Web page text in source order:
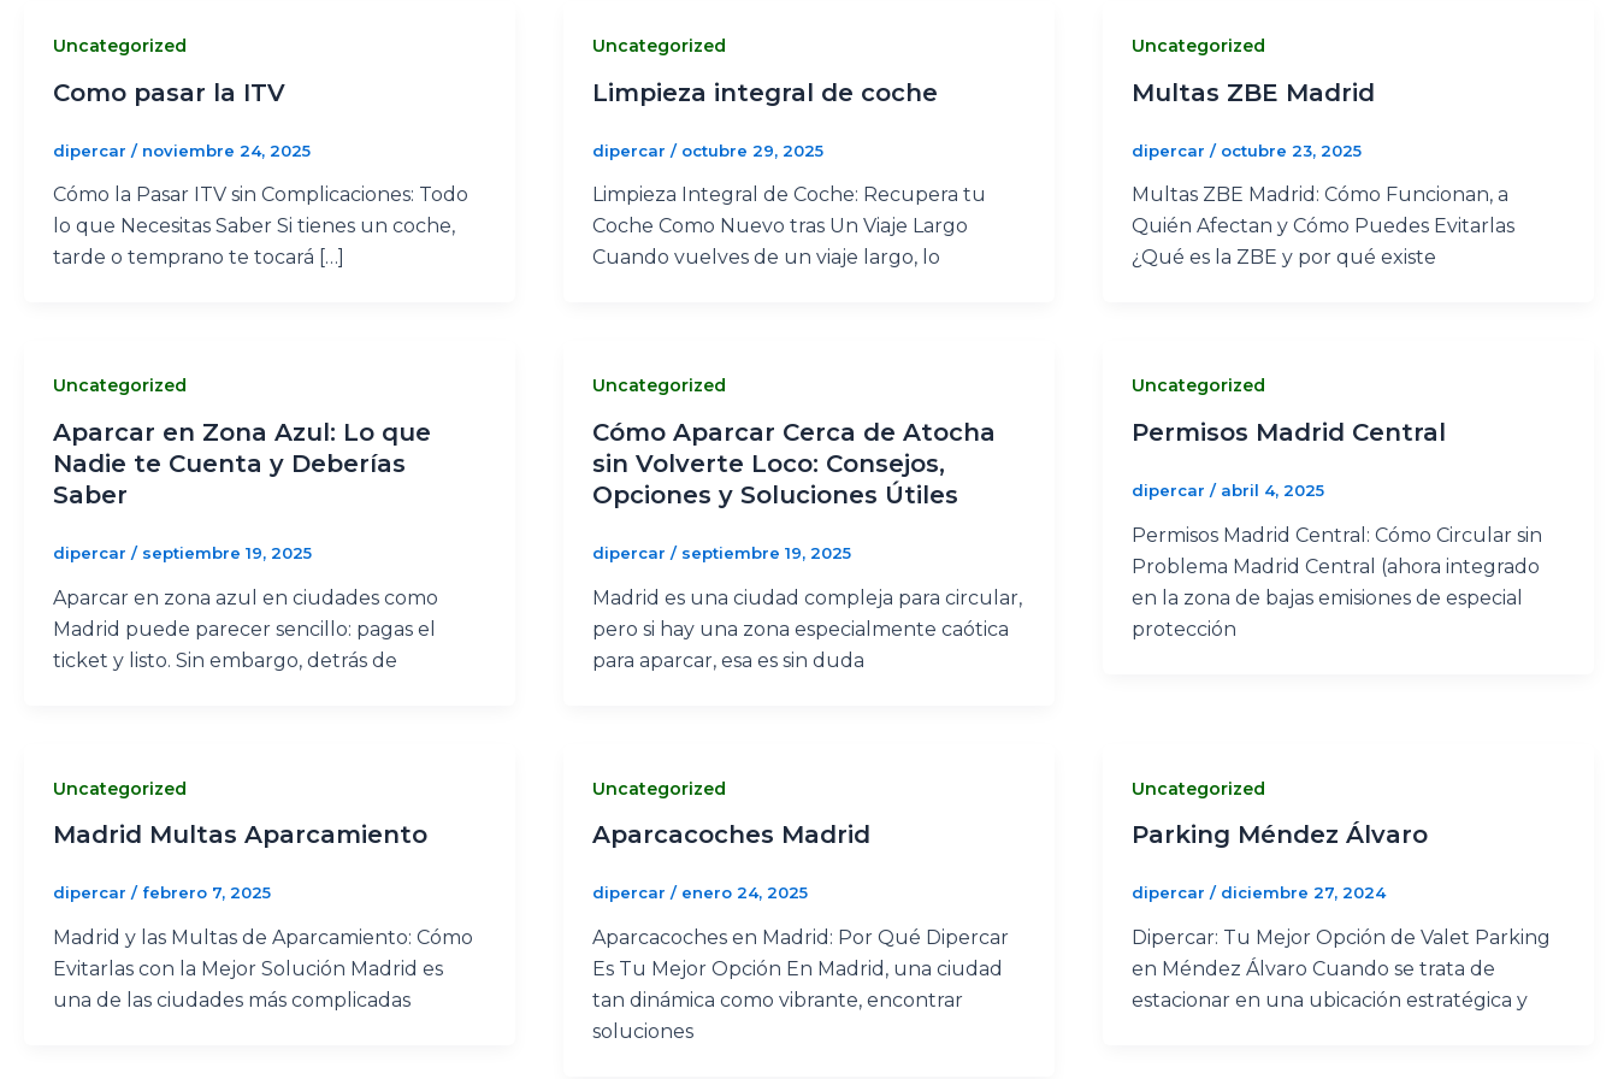
Uncategorized
Como pasar la ITV
dipercar / noviembre 24, 2025
Cómo la Pasar ITV sin Complicaciones: Todo
lo que Necesitas Saber Si tienes un coche,
tarde o temprano te tocará […]
Uncategorized
Limpieza integral de coche
dipercar / octubre 29, 2025
Limpieza Integral de Coche: Recupera tu
Coche Como Nuevo tras Un Viaje Largo
Cuando vuelves de un viaje largo, lo
Uncategorized
Multas ZBE Madrid
dipercar / octubre 23, 2025
Multas ZBE Madrid: Cómo Funcionan, a
Quién Afectan y Cómo Puedes Evitarlas
¿Qué es la ZBE y por qué existe
Uncategorized
Aparcar en Zona Azul: Lo que
Nadie te Cuenta y Deberías
Saber
dipercar / septiembre 19, 2025
Aparcar en zona azul en ciudades como
Madrid puede parecer sencillo: pagas el
ticket y listo. Sin embargo, detrás de
Uncategorized
Cómo Aparcar Cerca de Atocha
sin Volverte Loco: Consejos,
Opciones y Soluciones Útiles
dipercar / septiembre 19, 2025
Madrid es una ciudad compleja para circular,
pero si hay una zona especialmente caótica
para aparcar, esa es sin duda
Uncategorized
Permisos Madrid Central
dipercar / abril 4, 2025
Permisos Madrid Central: Cómo Circular sin
Problema Madrid Central (ahora integrado
en la zona de bajas emisiones de especial
protección
Uncategorized
Madrid Multas Aparcamiento
dipercar / febrero 7, 2025
Madrid y las Multas de Aparcamiento: Cómo
Evitarlas con la Mejor Solución Madrid es
una de las ciudades más complicadas
Uncategorized
Aparcacoches Madrid
dipercar / enero 24, 2025
Aparcacoches en Madrid: Por Qué Dipercar
Es Tu Mejor Opción En Madrid, una ciudad
tan dinámica como vibrante, encontrar
soluciones
Uncategorized
Parking Méndez Álvaro
dipercar / diciembre 27, 2024
Dipercar: Tu Mejor Opción de Valet Parking
en Méndez Álvaro Cuando se trata de
estacionar en una ubicación estratégica y